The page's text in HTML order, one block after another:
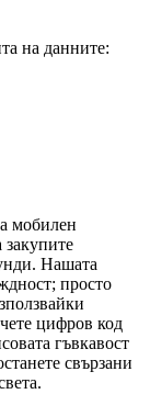
на данните:
мобилен
закупите
Нашата
просто
цифров код
гъвкавост
свързани